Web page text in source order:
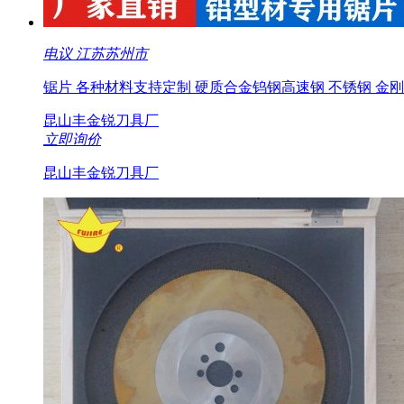
电议 江苏苏州市
锯片 各种材料支持定制 硬质合金钨钢高速钢 不锈钢 金
昆山丰金锐刀具厂
立即询价
昆山丰金锐刀具厂